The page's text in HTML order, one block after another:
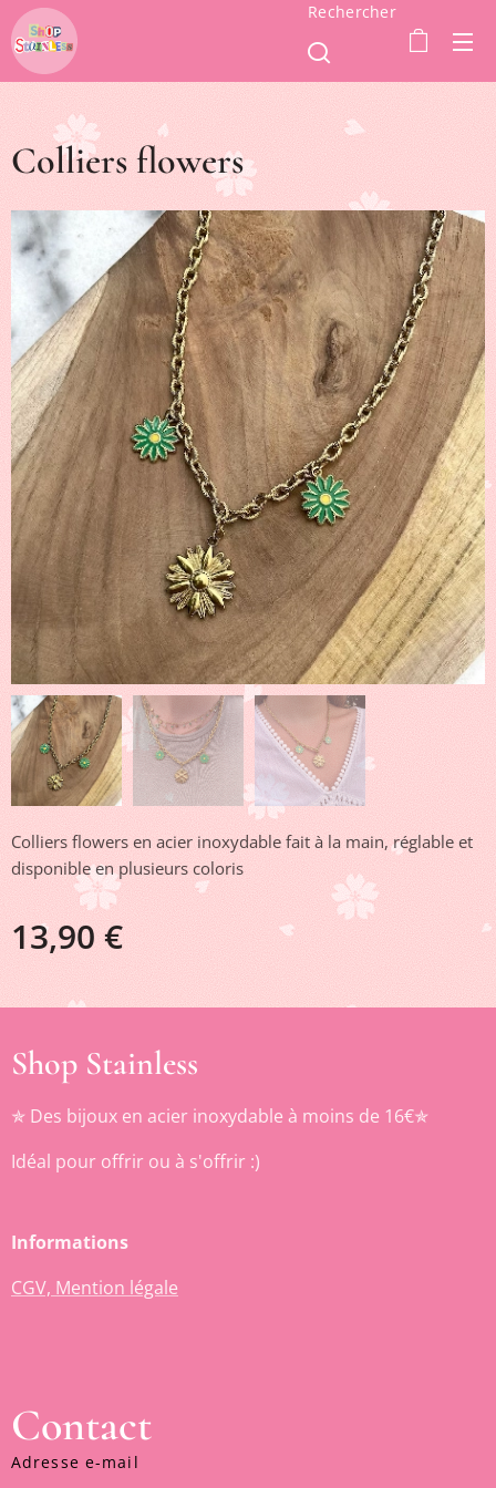
Rechercher
Colliers flowers
Colliers flowers en acier inoxydable fait à la main, réglable et
disponible en plusieurs coloris
13,90 €
Shop Stainless
✯ Des bijoux en acier inoxydable à moins de 16€✯
Idéal pour offrir ou à s'offrir :)
Informations
CGV, Mention légale
Contact
Adresse e-mail